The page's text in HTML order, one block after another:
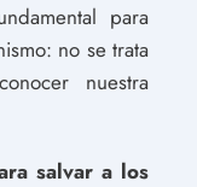
para
no se trata
nuestra
salvar a los